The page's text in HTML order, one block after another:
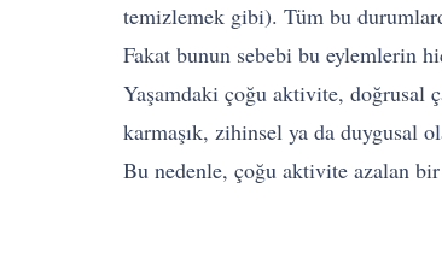
temizlemek gibi). Tüm bu
Fakat bunun sebebi bu eylemlerin
Yaşamdaki çoğu aktivite, doğrusal
karmaşık, zihinsel ya da duygusal
Bu nedenle, çoğu aktivite azalan